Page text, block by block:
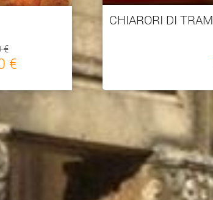
€
€
CHIARORI DI